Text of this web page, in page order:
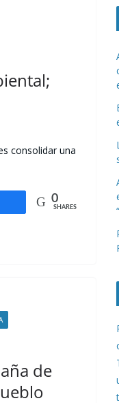
consolidar una
0
SHARES
de